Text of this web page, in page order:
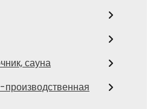
сауна
производственная